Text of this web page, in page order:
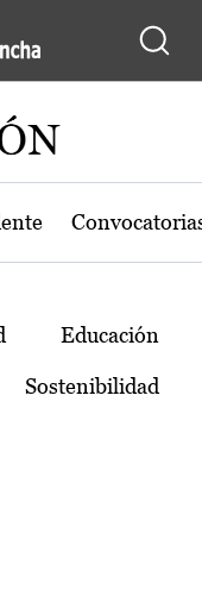
Castilla-La
Educación
Sostenibilidad